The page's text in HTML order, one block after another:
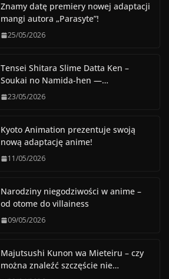
Znamy datę premiery nowej adaptacji
mangi autora „Parasyte”!
25/05/2026
Tensei Shitara Slime Datta Ken –
Soukai no Namida-hen —…
23/05/2026
Kyoto Animation prezentuje swoją
nową adaptację anime!
11/05/2026
Narodziny niegodziwości w anime –
od otome do villainess
09/05/2026
Majutsushi Kunon wa Mieteiru – czy
można znaleźć szczęście nie…